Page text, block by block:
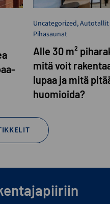
Uncategorized,Autotallit
Pihasaunat
Alle 30 m²
mitä voit
lupaa ja mitä
huomioida?